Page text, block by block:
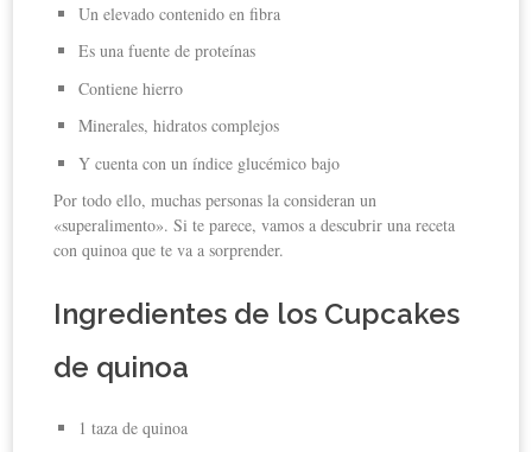
Un elevado contenido en fibra
Es una fuente de proteínas
Contiene hierro
Minerales, hidratos complejos
Y cuenta con un índice glucémico bajo
Por todo ello, muchas personas la consideran un
«superalimento». Si te parece, vamos a descubrir una receta
con quinoa que te va a sorprender.
Ingredientes de los Cupcakes
de quinoa
1 taza de quinoa